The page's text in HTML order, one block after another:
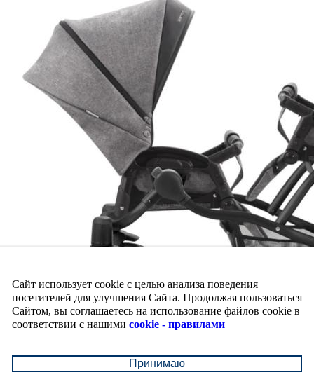
Сайт использует cookie с целью анализа поведения
посетителей для улучшения Сайта. Продолжая пользоваться
Сайтом, вы соглашаетесь на использование файлов cookie в
соответствии с нашими cookie - правилами
Принимаю